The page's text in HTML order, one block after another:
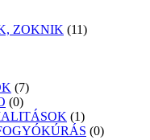
ZOKNIK (11)
(7)
(0)
(1)
(0)